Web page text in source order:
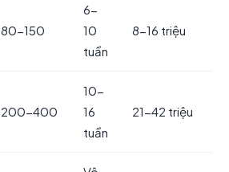
80-150
6-
10
tuần
8-16 triệu
200-400
10-
16
tuần
21-42 triệu